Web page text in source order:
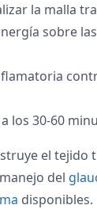
la malla
sobre
los 30-60
el tejido
del
disponibles.